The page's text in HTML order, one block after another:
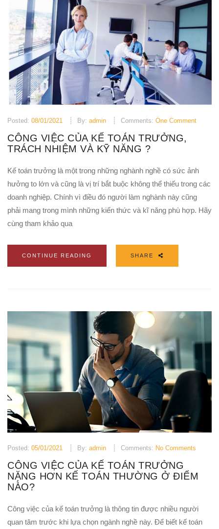
Posted: 08/01/2021 By: admin Comments: One Comment
CÔNG VIỆC CỦA KẾ TOÁN TRƯỞNG,
TRÁCH NHIỆM VÀ KỸ NĂNG ?
Kế toán trưởng là một trong những nghành nghề có sức ảnh
hưởng to lớn và cũng là vị trí bắt buộc không thể thiếu trong các
doanh nghiệp. Chính vì điều đó người làm nghành này cũng
phải mang trong mình những kiến thức và kĩ năng phù hợp. Hãy
cùng tham khảo qua
CONTINUE READING SHARE
Posted: 05/01/2021 By: admin Comments: No Comments
CÔNG VIỆC CỦA KẾ TOÁN TRƯỞNG
NẶNG HƠN KẾ TOÁN THƯỜNG Ở ĐIỂM
NÀO?
Công việc của kế toán trưởng là thông tin được nhiều người
quan tâm trước khi lựa chọn ngành nghề này. Để biết kế toán